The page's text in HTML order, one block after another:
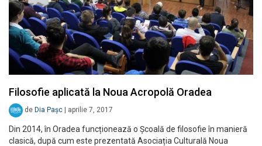
Filosofie aplicată la Noua Acropolă Oradea
de Dia Pașc | aprilie 7, 2017
Din 2014, în Oradea funcționează o Școală de filosofie în manieră
clasică, după cum este prezentată Asociația Culturală Noua